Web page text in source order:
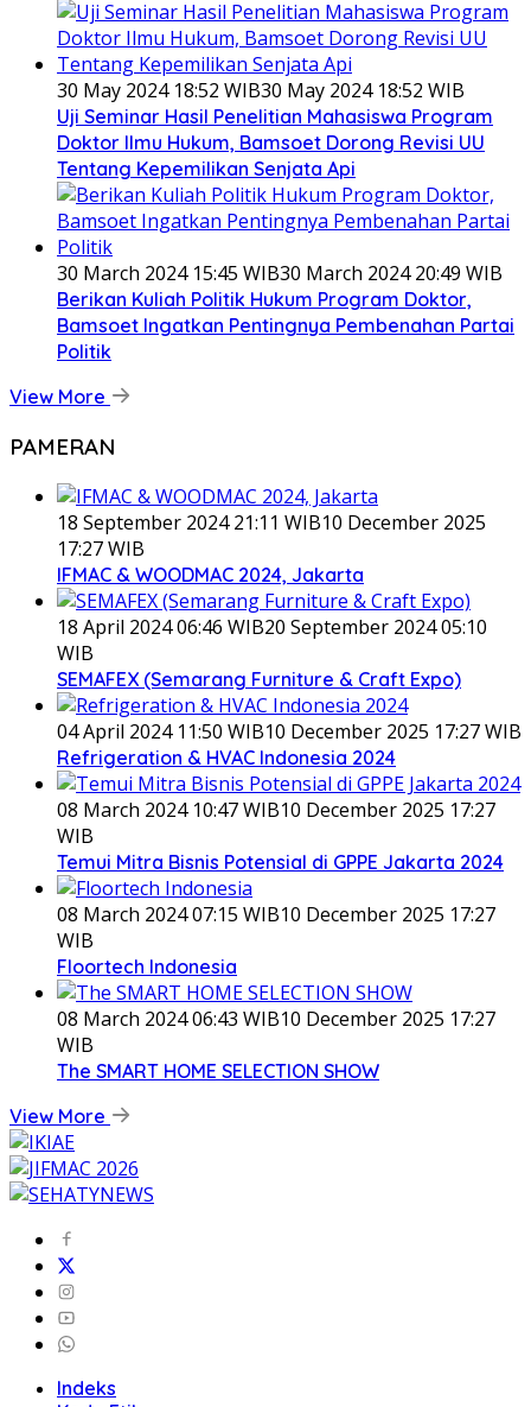
30 May 2024 18:52 WIB30 May 2024 18:52 WIB
Uji Seminar Hasil Penelitian Mahasiswa Program
Doktor Ilmu Hukum, Bamsoet Dorong Revisi UU
Tentang Kepemilikan Senjata Api
30 March 2024 15:45 WIB30 March 2024 20:49 WIB
Berikan Kuliah Politik Hukum Program Doktor,
Bamsoet Ingatkan Pentingnya Pembenahan Partai
Politik
View More
PAMERAN
18 September 2024 21:11 WIB10 December 2025
17:27 WIB
IFMAC & WOODMAC 2024, Jakarta
18 April 2024 06:46 WIB20 September 2024 05:10
WIB
SEMAFEX (Semarang Furniture & Craft Expo)
04 April 2024 11:50 WIB10 December 2025 17:27 WIB
Refrigeration & HVAC Indonesia 2024
08 March 2024 10:47 WIB10 December 2025 17:27
WIB
Temui Mitra Bisnis Potensial di GPPE Jakarta 2024
08 March 2024 07:15 WIB10 December 2025 17:27
WIB
Floortech Indonesia
08 March 2024 06:43 WIB10 December 2025 17:27
WIB
The SMART HOME SELECTION SHOW
View More
Indeks